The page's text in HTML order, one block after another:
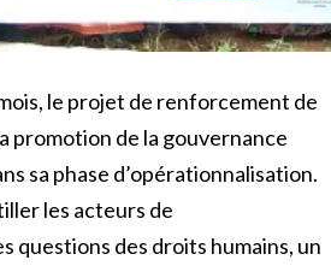
le projet de renforcement de
promotion de la gouvernance
sa phase d’opérationnalisation.
les acteurs de
questions des droits humains, un